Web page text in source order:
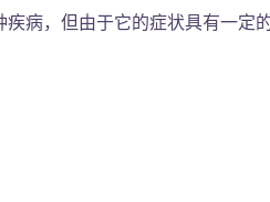
病，但由于它的症状具有一定